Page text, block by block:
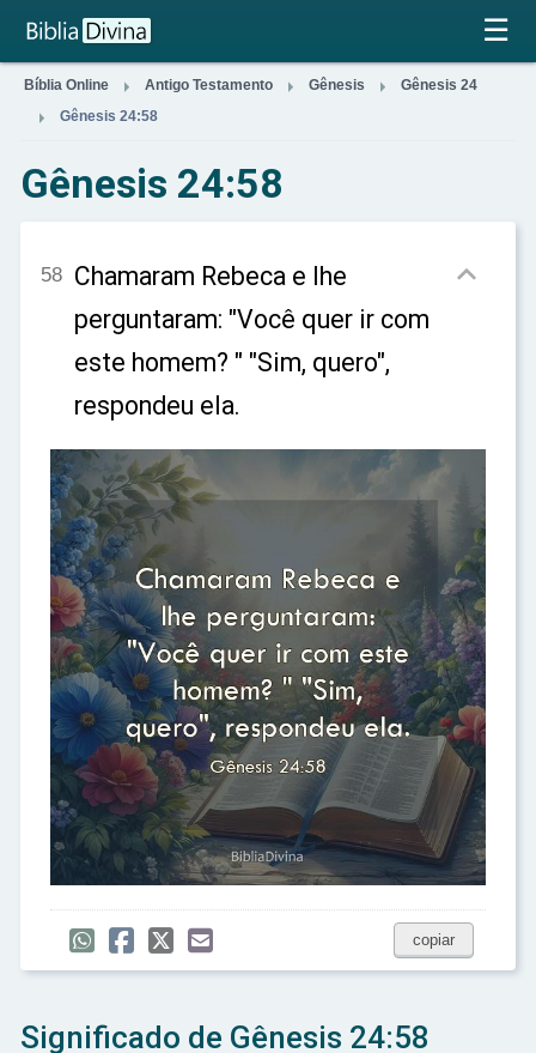
×
☰
Bíblia Online  Antigo Testamento  Gênesis  Gênesis 24
 Gênesis 24:58
Gênesis 24:58
58 Chamaram Rebeca e lhe
perguntaram: "Você quer ir com
este homem? " "Sim, quero",
respondeu ela.

copiar
Significado de Gênesis 24:58